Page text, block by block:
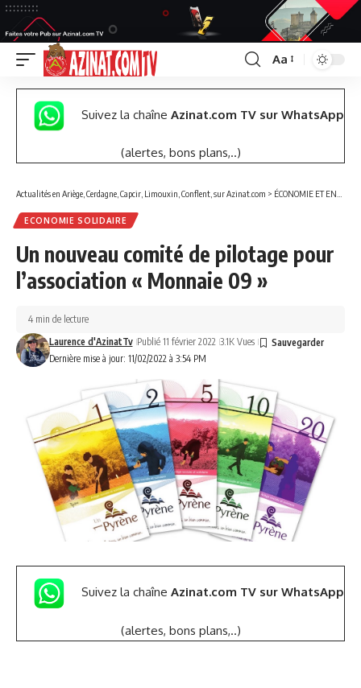
Font
Resizer
Aa
Suivez la chaîne Azinat.com TV sur WhatsApp
(alertes, bons plans,..)
Actualités en Ariège, Cerdagne, Capcir, Limouxin, Conflent, sur Azinat.com > ÉCONOMIE ET ENTREPRISES
ECONOMIE SOLIDAIRE
Un nouveau comité de pilotage pour
l’association « Monnaie 09 »
Dernière mise à jour: 11/02/2022 à 3:54 PM
Laurence d'AzinatTv Publié 11 février 2022 3.1K Vues
4 min de lecture
Suivez la chaîne Azinat.com TV sur WhatsApp
(alertes, bons plans,..)